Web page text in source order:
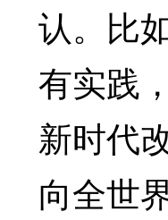
认。比
有实践
新时代
向全世